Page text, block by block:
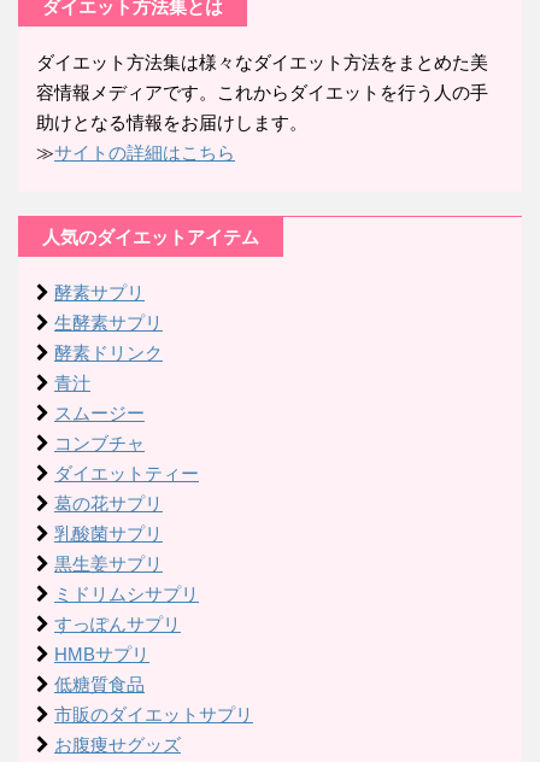
ダイエット方法集とは
ダイエット方法集は様々なダイエット方法をまとめた美
容情報メディアです。これからダイエットを行う人の手
助けとなる情報をお届けします。
≫サイトの詳細はこちら
人気のダイエットアイテム
酵素サプリ
生酵素サプリ
酵素ドリンク
青汁
スムージー
コンブチャ
ダイエットティー
葛の花サプリ
乳酸菌サプリ
黒生姜サプリ
ミドリムシサプリ
すっぽんサプリ
HMBサプリ
低糖質食品
市販のダイエットサプリ
お腹痩せグッズ